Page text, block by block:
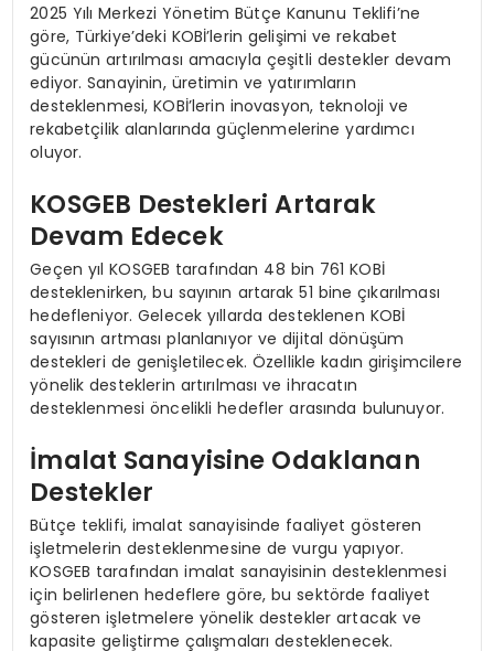
2025 Yılı Merkezi Yönetim Bütçe Kanunu Teklifi’ne
göre, Türkiye’deki KOBİ’lerin gelişimi ve rekabet
gücünün artırılması amacıyla çeşitli destekler devam
ediyor. Sanayinin, üretimin ve yatırımların
desteklenmesi, KOBİ’lerin inovasyon, teknoloji ve
rekabetçilik alanlarında güçlenmelerine yardımcı
oluyor.
KOSGEB Destekleri Artarak
Devam Edecek
Geçen yıl KOSGEB tarafından 48 bin 761 KOBİ
desteklenirken, bu sayının artarak 51 bine çıkarılması
hedefleniyor. Gelecek yıllarda desteklenen KOBİ
sayısının artması planlanıyor ve dijital dönüşüm
destekleri de genişletilecek. Özellikle kadın girişimcilere
yönelik desteklerin artırılması ve ihracatın
desteklenmesi öncelikli hedefler arasında bulunuyor.
İmalat Sanayisine Odaklanan
Destekler
Bütçe teklifi, imalat sanayisinde faaliyet gösteren
işletmelerin desteklenmesine de vurgu yapıyor.
KOSGEB tarafından imalat sanayisinin desteklenmesi
için belirlenen hedeflere göre, bu sektörde faaliyet
gösteren işletmelere yönelik destekler artacak ve
kapasite geliştirme çalışmaları desteklenecek.